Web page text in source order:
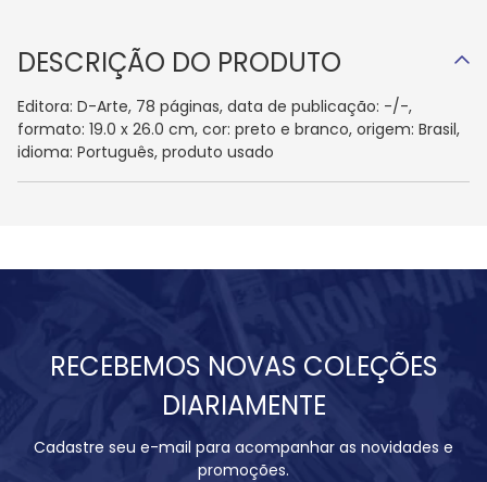
DESCRIÇÃO DO PRODUTO
Editora: D-Arte, 78 páginas, data de publicação: -/-,
formato: 19.0 x 26.0 cm, cor: preto e branco, origem: Brasil,
idioma: Português, produto usado
RECEBEMOS NOVAS COLEÇÕES
DIARIAMENTE
Cadastre seu e-mail para acompanhar as novidades e
promoções.